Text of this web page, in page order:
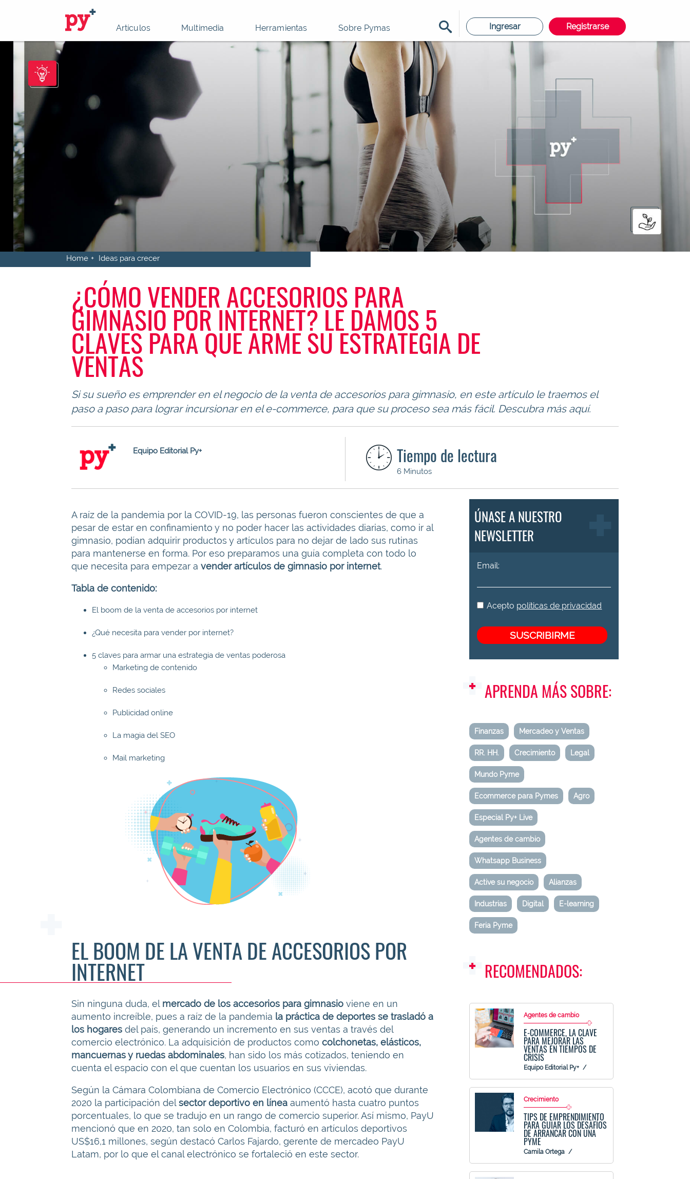
Artículos Multimedia Herramientas Sobre Pymas Ingresar Registrarse
Home Ideas para crecer
¿CÓMO VENDER ACCESORIOS PARA
GIMNASIO POR INTERNET? LE DAMOS 5
CLAVES PARA QUE ARME SU ESTRATEGIA DE
VENTAS
Si su sueño es emprender en el negocio de la venta de accesorios para gimnasio, en este artículo le traemos el
paso a paso para lograr incursionar en el e-commerce, para que su proceso sea más fácil. Descubra más aquí.
Equipo Editorial Py+ Tiempo de lectura
6 Minutos
A raíz de la pandemia por la COVID-19, las personas fueron conscientes de que a
pesar de estar en confinamiento y no poder hacer las actividades diarias, como ir al
gimnasio, podían adquirir productos y artículos para no dejar de lado sus rutinas
para mantenerse en forma. Por eso preparamos una guía completa con todo lo
que necesita para empezar a vender artículos de gimnasio por internet.
Tabla de contenido:
El boom de la venta de accesorios por internet
¿Qué necesita para vender por internet?
5 claves para armar una estrategia de ventas poderosa
Marketing de contenido
Redes sociales
Publicidad online
La magia del SEO
Mail marketing
EL BOOM DE LA VENTA DE ACCESORIOS POR
INTERNET
Sin ninguna duda, el mercado de los accesorios para gimnasioviene en un
aumento increíble, pues a raíz de la pandemia la práctica de deportes se trasladó a
los hogaresdel país, generando un incremento en sus ventas a través del
comercio electrónico. La adquisición de productos como colchonetas, elásticos,
mancuernas y ruedas abdominales, han sido los más cotizados, teniendo en
cuenta el espacio con el que cuentan los usuarios en sus viviendas.
Según la Cámara Colombiana de Comercio Electrónico (CCCE), acotó que durante
2020 la participación delsector deportivo en líneaaumentó hasta cuatro puntos
porcentuales, lo que se tradujo en un rango de comercio superior. Así mismo, PayU
mencionó que en 2020, tan solo en Colombia, facturó en artículos deportivos
US$16,1 millones, según destacó Carlos Fajardo, gerente de mercadeo PayU
Latam, por lo que el canal electrónico se fortaleció en este sector.
ÚNASE A NUESTRO
NEWSLETTER
Email:
Acepto políticas de privacidad
APRENDA MÁS SOBRE:
Finanzas Mercadeo y Ventas
RR. HH. Crecimiento Legal
Mundo Pyme
Ecommerce para Pymes Agro
Especial Py+ Live
Agentes de cambio
Whatsapp Business
Active su negocio Alianzas
Industrias Digital E-learning
Feria Pyme
RECOMENDADOS:
Agentes de cambio
E-COMMERCE, LA CLAVE
PARA MEJORAR LAS
VENTAS EN TIEMPOS DE
CRISIS
Equipo Editorial Py+
Crecimiento
TIPS DE EMPRENDIMIENTO
PARA GUIAR LOS DESAFÍOS
DE ARRANCAR CON UNA
PYME
Camila Ortega